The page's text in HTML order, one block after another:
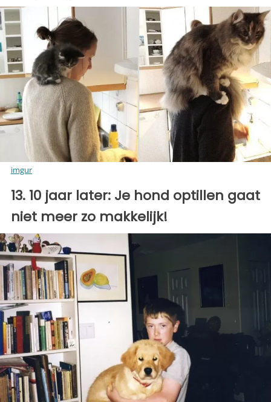
imgur
13. 10 jaar later: Je hond optillen gaat
niet meer zo makkelijk!